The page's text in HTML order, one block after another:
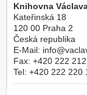
Knihovna
Kateřinská 18
120 00 Praha 2
Česká republika
E-Mail:
Fax: +420 222
Tel: +420 222 220